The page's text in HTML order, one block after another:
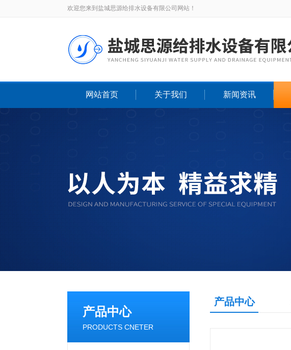
欢迎您来到盐城思源给排水设备有限公司网站！
网站首页 关于我们 新闻资讯
产品中心
PRODUCTS CNETER
产品中心